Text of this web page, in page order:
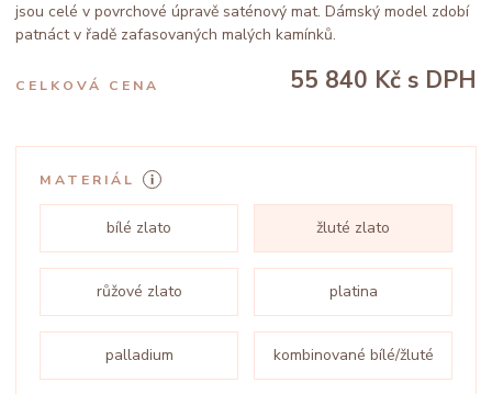
jsou celé v povrchové úpravě saténový mat. Dámský model zdobí
patnáct v řadě zafasovaných malých kamínků.
CELKOVÁ CENA 55 840 Kč s DPH
MATERIÁL
bílé zlato žluté zlato
růžové zlato platina
palladium kombinované bílé/žluté